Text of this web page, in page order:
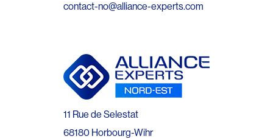
contact-no@alliance-experts.com
11 Rue de Selestat
68180 Horbourg-Wihr